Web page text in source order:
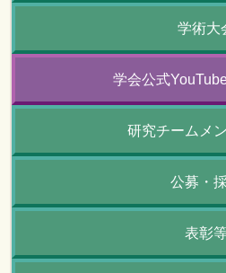
学術大
学会公式
研究チームメ
公募・
表彰